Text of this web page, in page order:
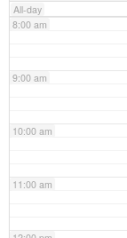
All-day
8:00 am
9:00 am
10:00 am
11:00 am